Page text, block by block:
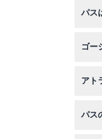
のペ
パス
ゴー
アト
パス